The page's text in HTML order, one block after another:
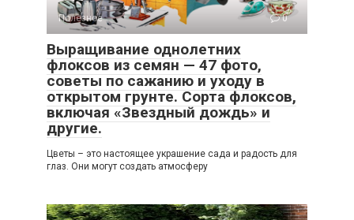
Полезное 0
Выращивание однолетних
флоксов из семян — 47 фото,
советы по сажанию и уходу в
открытом грунте. Сорта флоксов,
включая «Звездный дождь» и
другие.
Цветы – это настоящее украшение сада и радость для
глаз. Они могут создать атмосферу